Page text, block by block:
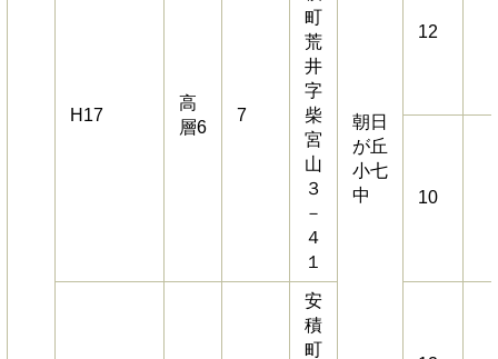
朝日
が丘
小七
中
H17
高
層6
7
町
荒
井
字
柴
宮
山
３
－
４
１
12
10
安
積
町